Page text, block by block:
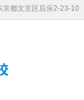
京都文京区后乐2-23-10